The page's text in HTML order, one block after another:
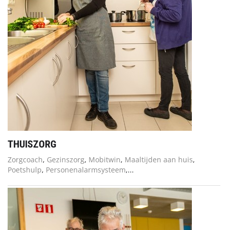
THUISZORG
Zorgcoach, Gezinszorg, Mobitwin, Maaltijden aan huis,
Poetshulp, Personenalarmsysteem,...